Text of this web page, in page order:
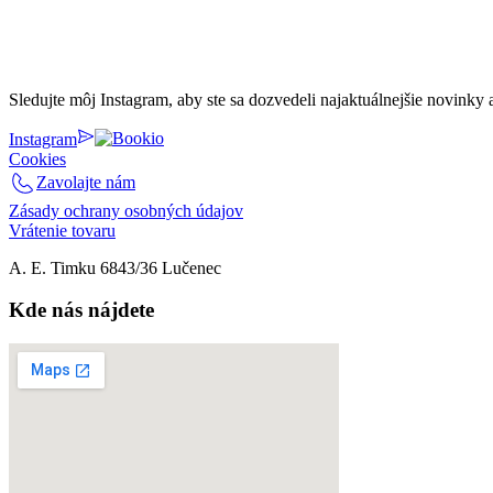
Sledujte môj Instagram, aby ste sa dozvedeli najaktuálnejšie novinky
Instagram
Cookies
Zavolajte nám
Zásady ochrany osobných údajov
Vrátenie tovaru
A. E. Timku 6843/36 Lučenec
Kde nás nájdete